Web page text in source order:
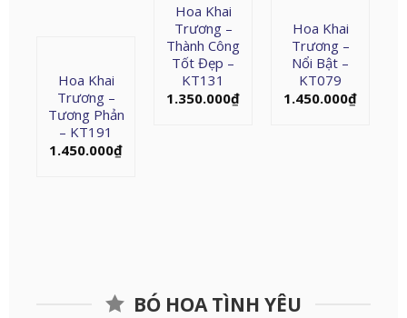
Hoa Khai
Trương –
Thành Công
Tốt Đẹp –
KT131
1.350.000₫
Hoa Khai
Trương –
Nổi Bật –
KT079
1.450.000₫
Hoa Khai
Trương –
Tương Phản
– KT191
1.450.000₫
BÓ HOA TÌNH YÊU